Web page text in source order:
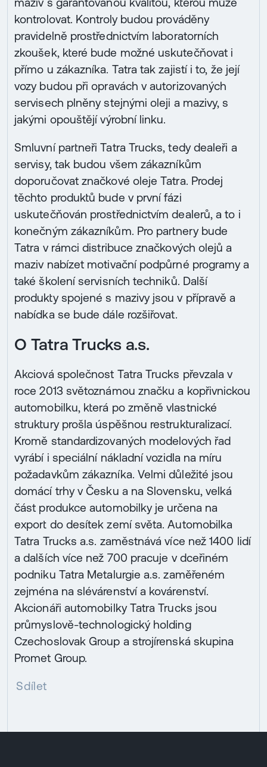
kontrolovat. Kontroly budou prováděny
pravidelně prostřednictvím laboratorních
zkoušek, které bude možné uskutečňovat i
přímo u zákazníka. Tatra tak zajistí i to, že její
vozy budou při opravách v autorizovaných
servisech plněny stejnými oleji a mazivy, s
jakými opouštějí výrobní linku.
Smluvní partneři Tatra Trucks, tedy dealeři a
servisy, tak budou všem zákazníkům
doporučovat značkové oleje Tatra. Prodej
těchto produktů bude v první fázi
uskutečňován prostřednictvím dealerů, a to i
konečným zákazníkům. Pro partnery bude
Tatra v rámci distribuce značkových olejů a
maziv nabízet motivační podpůrné programy a
také školení servisních techniků. Další
produkty spojené s mazivy jsou v přípravě a
nabídka se bude dále rozšiřovat.
O Tatra Trucks a.s.
Akciová společnost Tatra Trucks převzala v
roce 2013 světoznámou značku a kopřivnickou
automobilku, která po změně vlastnické
struktury prošla úspěšnou restrukturalizací.
Kromě standardizovaných modelových řad
vyrábí i speciální nákladní vozidla na míru
požadavkům zákazníka. Velmi důležité jsou
domácí trhy v Česku a na Slovensku, velká
část produkce automobilky je určena na
export do desítek zemí světa. Automobilka
Tatra Trucks a.s. zaměstnává více než 1400 lidí
a dalších více než 700 pracuje v dceřiném
podniku Tatra Metalurgie a.s. zaměřeném
zejména na slévárenství a kovárenství.
Akcionáři automobilky Tatra Trucks jsou
průmyslově-technologický holding
Czechoslovak Group a strojírenská skupina
Promet Group.
Sdílet